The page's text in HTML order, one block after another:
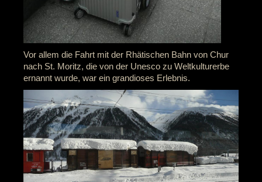
Vor allem die Fahrt mit der Rhätischen Bahn von Chur
nach St. Moritz, die von der Unesco zu Weltkulturerbe
ernannt wurde, war ein grandioses Erlebnis.